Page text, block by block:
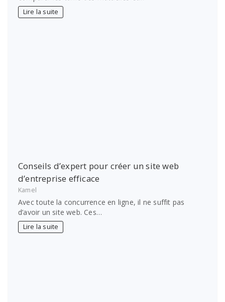
Lire la suite
Conseils d’expert pour créer un site web
d’entreprise efficace
Kamel
Avec toute la concurrence en ligne, il ne suffit pas
d’avoir un site web. Ces…
Lire la suite